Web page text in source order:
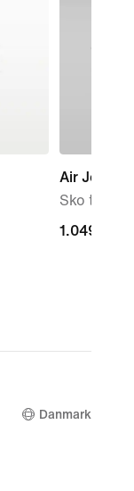
Air Jordan
Sko til
1.049,00
1.049,00
Danmark